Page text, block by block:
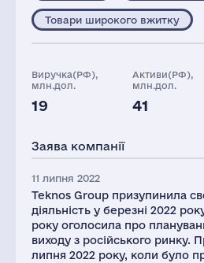
Товари широкого вжитку
Виручка(РФ),
млн.дол.
19
Активи(РФ),
млн.дол.
41
218
Заява компанії
11 липня 2022
Teknos Group призупинила
діяльність у березні 2022
року оголосила про
виходу з російського ринку.
липня 2022 року, коли було